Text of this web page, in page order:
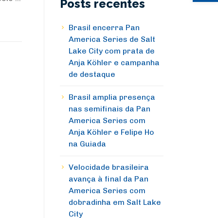
Posts recentes
Brasil encerra Pan
America Series de Salt
Lake City com prata de
Anja Köhler e campanha
de destaque
Brasil amplia presença
nas semifinais da Pan
America Series com
Anja Köhler e Felipe Ho
na Guiada
Velocidade brasileira
avança à final da Pan
America Series com
dobradinha em Salt Lake
City